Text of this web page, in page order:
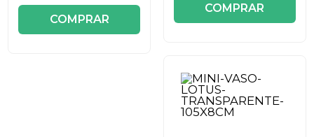
COMPRAR
COMPRAR